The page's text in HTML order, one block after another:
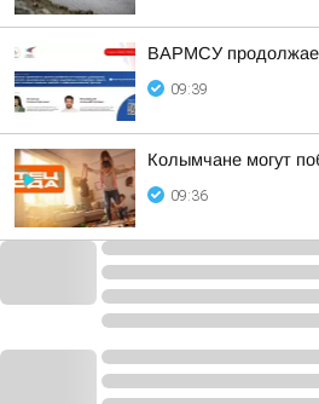
ВАРМСУ продолжает
09:39
Колымчане могут
09:36